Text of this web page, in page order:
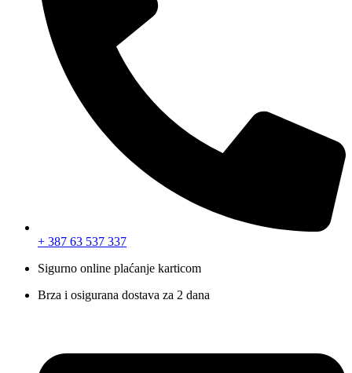
+ 387 63 537 337
Sigurno online plaćanje karticom
Brza i osigurana dostava za 2 dana